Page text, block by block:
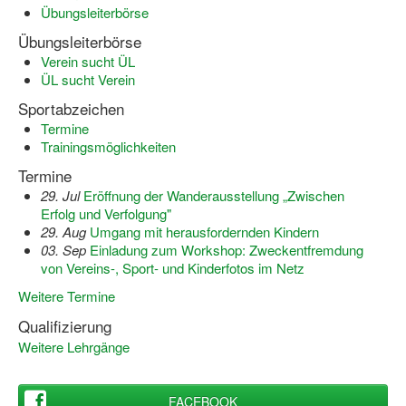
Wir über uns "Leitbild"
Vorstand Sportjugend
Vereinsentwicklung – Zeig dein Profil
Ferienfreizeiten
Sporthelferforum
Kinder- und Jugendqualifizierung
Kinderschutz im Sport
Übungsleiterbörse
Übungsleiterbörse
Verein sucht ÜL
ÜL sucht Verein
Sportabzeichen
Termine
Trainingsmöglichkeiten
Termine
29. Jul Eröffnung der Wanderausstellung „Zwischen
Erfolg und Verfolgung"
29. Aug Umgang mit herausfordernden Kindern
03. Sep Einladung zum Workshop: Zweckentfremdung
von Vereins-, Sport- und Kinderfotos im Netz
Weitere Termine
Qualifizierung
Weitere Lehrgänge
FACEBOOK